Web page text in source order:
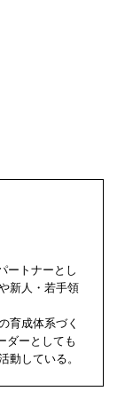
ートナーとし
新人・若手領
育成体系づく
ダーとしても
動している。